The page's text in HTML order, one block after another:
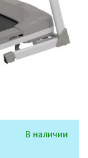
В наличии